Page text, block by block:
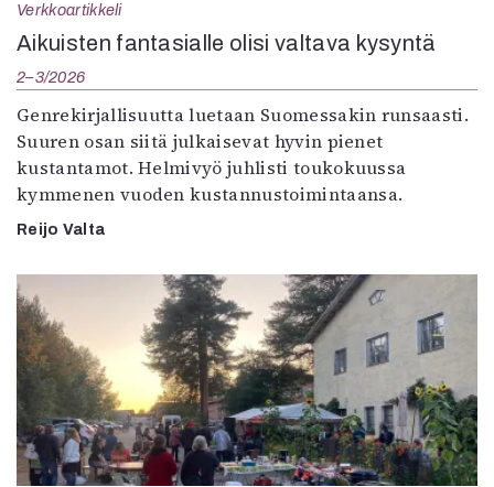
Verkkoartikkeli
Aikuisten fantasialle olisi valtava kysyntä
2–3/2026
Genrekirjallisuutta luetaan Suomessakin runsaasti.
Suuren osan siitä julkaisevat hyvin pienet
kustantamot. Helmivyö juhlisti toukokuussa
kymmenen vuoden kustannustoimintaansa.
Reijo Valta